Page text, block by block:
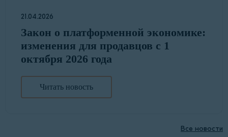
21.04.2026
Закон о платформенной экономике:
изменения для продавцов с 1
октября 2026 года
Читать новость
Все новости